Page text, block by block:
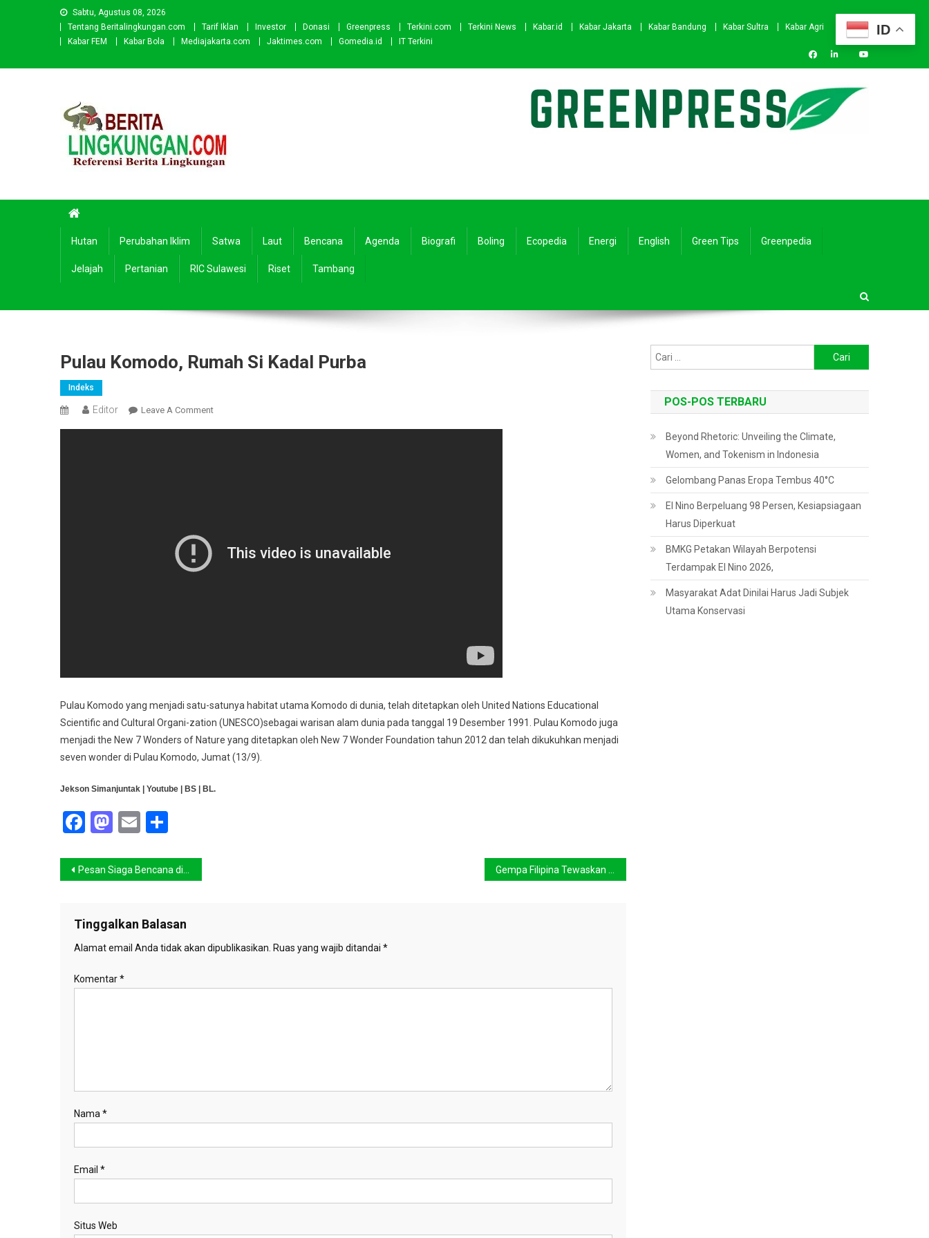
Sabtu, Agustus 08, 2026
Tentang Beritalingkungan.com
Tarif Iklan Investor Donasi Greenpress Terkini.com Terkini News Kabar.id Kabar Jakarta Kabar Bandung Kabar Sultra
Kabar Agri
Kabar FEM
Kabar Bola Mediajakarta.com Jaktimes.com Gomedia.id IT Terkini
Hutan Perubahan Iklim Satwa Laut Bencana Agenda Biografi Boling Ecopedia Energi English Green Tips Greenpedia
Jelajah Pertanian RIC Sulawesi Riset Tambang
Pulau Komodo, Rumah Si Kadal Purba
Indeks
Editor Leave A CommentOn
Pulau Komodo yang menjadi satu-satunya habitat utama Komodo di dunia, telah ditetapkan oleh United Nations Educational
Scientific and Cultural Organi-zation (UNESCO)sebagai warisan alam dunia pada tanggal 19 Desember 1991. Pulau Komodo juga
menjadi the New 7 Wonders of Nature yang ditetapkan oleh New 7 Wonder Foundation tahun 2012 dan telah dikukuhkan menjadi
seven wonder di Pulau Komodo, Jumat (13/9).
Jekson Simanjuntak | Youtube | BS | BL.
Facebook
Mastodon
Email
Navigasi
Pesan Siaga Bencana di Mading Sekolah
Tinggalkan Balasan
Alamat email Anda tidak akan dipublikasikan. Ruas yang wajib ditandai *
Komentar*
Nama *
Email *
Situs Web
untuk:
POS-POS TERBARU
Beyond Rhetoric: Unveiling the Climate,
Women, and Tokenism in Indonesia
Gelombang Panas Eropa Tembus 40°C
El Nino Berpeluang 98 Persen, Kesiapsiagaan
Harus Diperkuat
BMKG Petakan Wilayah Berpotensi
Terdampak El Nino 2026,
Masyarakat Adat Dinilai Harus Jadi Subjek
Utama Konservasi
ID